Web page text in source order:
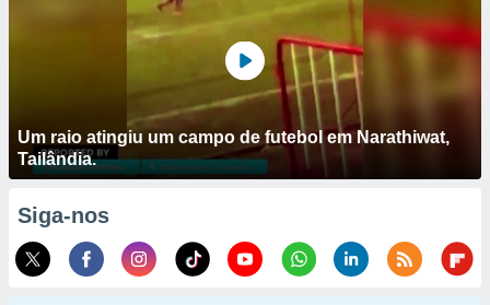
Um raio atingiu um campo de futebol em Narathiwat,
Tailândia.
Siga-nos